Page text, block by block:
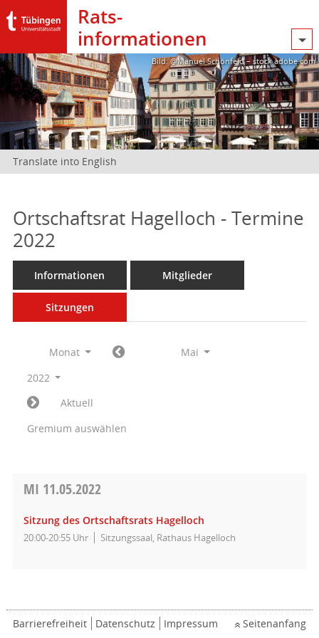
Rats­
informationen
Bild: @Manuel Schönfeld – stock.adobe.com
Translate into English
Ortschaftsrat Hagelloch - Termine
2022
Informationen Mitglieder
Sitzungen
Monat
Mai
2022
Aktuell
Gremium auswählen
MI 11.05.2022
Sitzung des Ortschaftsrats Hagelloch
20:00-20:55 Uhr Sitzungssaal, Rathaus Hagelloch
Barrierefreiheit Datenschutz Impressum Seitenanfang